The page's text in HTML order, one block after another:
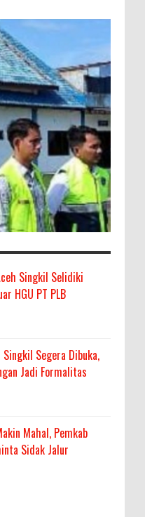
Singkil Selidiki
HGU PT PLB
Singkil Segera Dibuka,
Jadi Formalitas
Mahal, Pemkab
Sidak Jalur